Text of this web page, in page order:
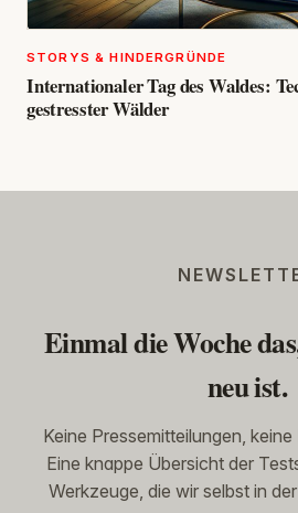
STORYS & HINDERGRÜNDE
Internationaler Tag des Waldes:
gestresster Wälder
Einmal die Woche
neu ist.
Keine Pressemitteilungen,
Eine knappe Übersicht der
Werkzeuge, die wir selbst in